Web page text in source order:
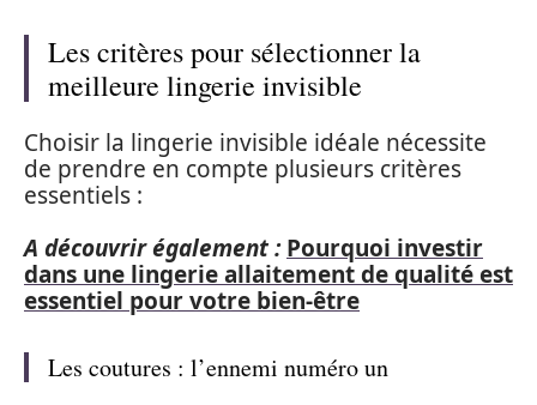
Les critères pour sélectionner la
meilleure lingerie invisible
Choisir la lingerie invisible idéale nécessite
de prendre en compte plusieurs critères
essentiels :
A découvrir également : Pourquoi investir
dans une lingerie allaitement de qualité est
essentiel pour votre bien-être
Les coutures : l’ennemi numéro un